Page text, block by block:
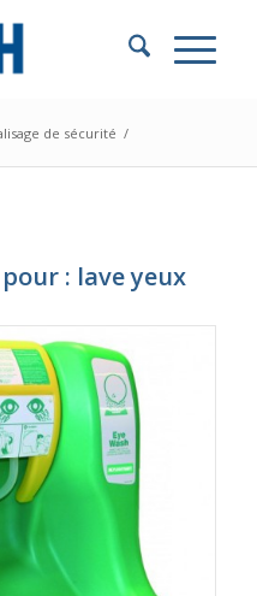
de sécurité /
: lave yeux